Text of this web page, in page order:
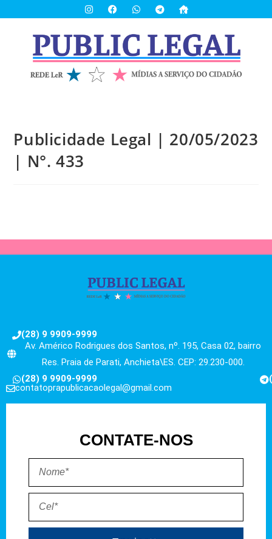
Publicidade Legal | 20/05/2023
| N°. 433
(28) 9 9909-9999
Av. Américo Rodrigues dos Santos, nº. 195, Casa 02, bairro
Res. Praia de Parati, Anchieta\ES. CEP: 29.230-000.
(28) 9 9909-9999
contatoprapublicacaolegal@gmail.com
CONTATE-NOS